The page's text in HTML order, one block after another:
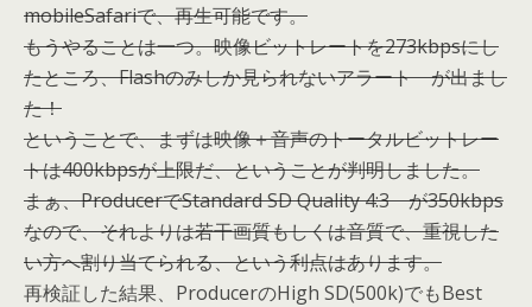
mobileSafariで、再生可能です。
もうやることは一つ。映像ビットレートを273kbpsにし
たところ、Flashのみしか見られないアラート が出まし
た！
ということで、まずは映像＋音声のトータルビットレー
トは400kbpsが上限だ、ということが判明しました。
まぁ、ProducerでStandard SD Quality 4:3 が350kbps
なので、それよりは若干画質もしくは音質で、重視した
い方へ割り当てられる、という利点はあります。
再検証した結果、ProducerのHigh SD(500k)でもBest